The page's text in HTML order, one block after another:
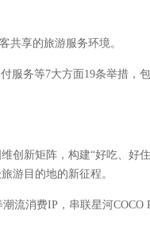
享的旅游服务环境。
务等7大方面19条举措，
创新矩阵，构建“好吃、好
游目的地的新征程。
流消费IP，串联星河COCO